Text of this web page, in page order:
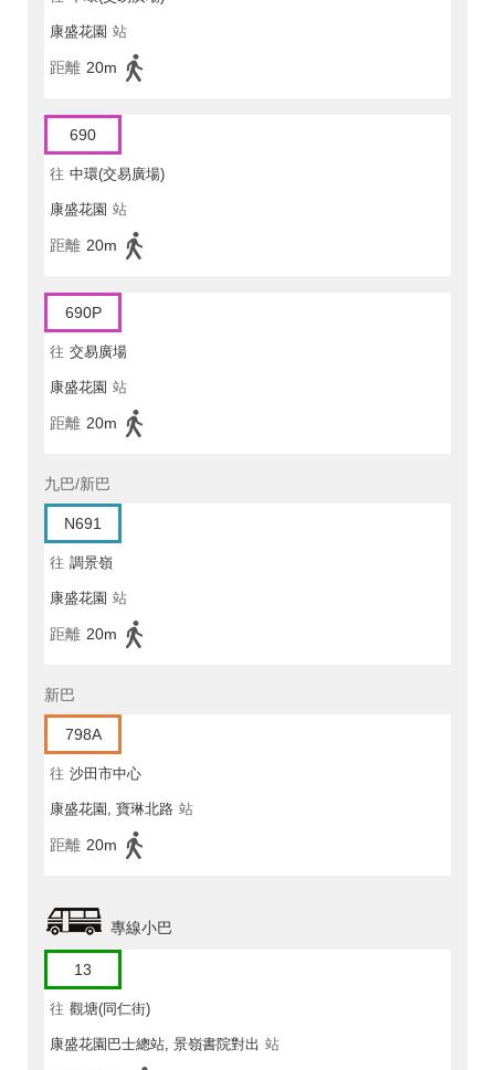
康盛花園 站
距離 20m
690
往 中環(交易廣場)
康盛花園 站
距離 20m
690P
往 交易廣場
康盛花園 站
距離 20m
九巴/新巴
N691
往 調景嶺
康盛花園 站
距離 20m
新巴
798A
往 沙田市中心
康盛花園, 寶琳北路 站
距離 20m
專線小巴
13
往 觀塘(同仁街)
康盛花園巴士總站, 景嶺書院對出 站